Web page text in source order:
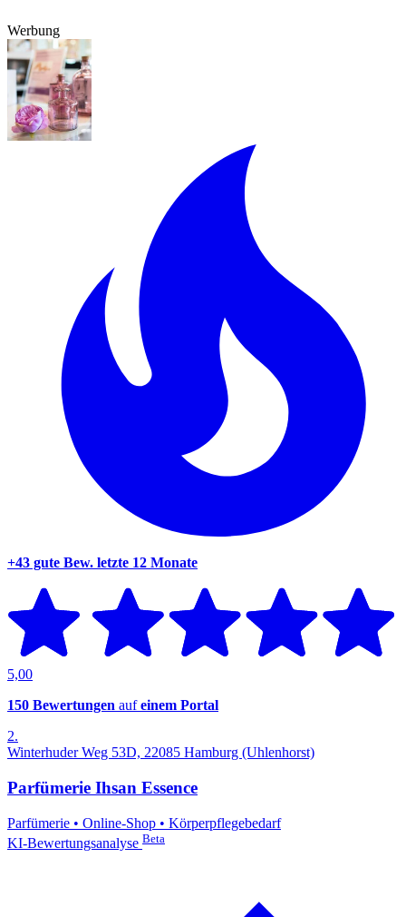
Werbung
+43 gute Bew. letzte 12 Monate
5,00
150 Bewertungen aufeinem Portal
2.
Winterhuder Weg 53D, 22085 Hamburg (Uhlenhorst)
Parfümerie Ihsan Essence
Parfümerie • Online-Shop • Körperpflegebedarf
KI-Bewertungsanalyse Beta